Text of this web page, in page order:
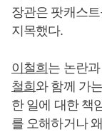
장관은 팟캐스
지목했다.
이철희 는 논란과
철희 와 함께 가
한 일에 대한 책
를 오해하거나